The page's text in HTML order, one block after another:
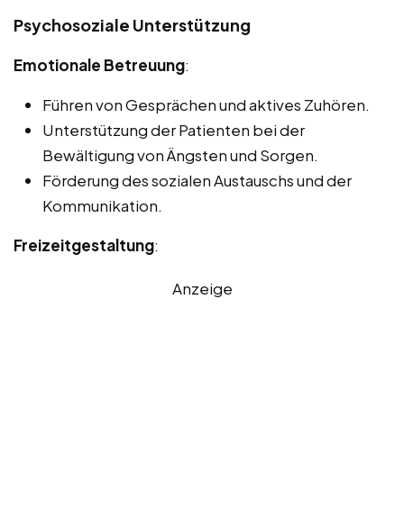
Psychosoziale Unterstützung
Emotionale Betreuung:
Führen von Gesprächen und aktives Zuhören.
Unterstützung der Patienten bei der
Bewältigung von Ängsten und Sorgen.
Förderung des sozialen Austauschs und der
Kommunikation.
Freizeitgestaltung:
Anzeige